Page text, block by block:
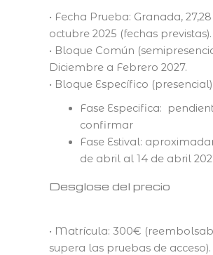
• Fecha Prueba: Granada,
octubre 2025 (fechas previstas).
• Bloque Común
Diciembre a Febrero 2027.
• Bloque Específico (presencial):
Fase Especifica:
confirmar
Fase Estival:
de abril al 14 de abril
Desglose del precio
• Matrícula: 300€
supera las pruebas de acceso).